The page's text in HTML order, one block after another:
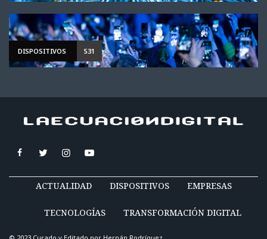
DISPOSITIVOS 531
ACTUALIDAD DISPOSITIVOS EMPRESAS
TECNOLOGÍAS TRANSFORMACIÓN DIGITAL